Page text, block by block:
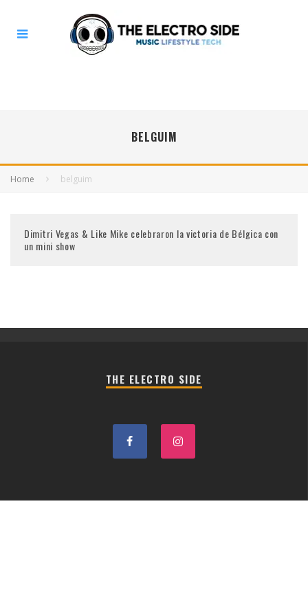
BELGUIM
Home belguim
Dimitri Vegas & Like Mike celebraron la victoria de Bélgica con
un mini show
THE ELECTRO SIDE